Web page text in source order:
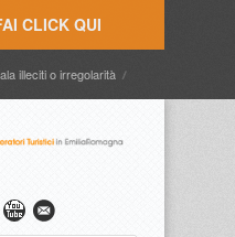
CLICK QUI
illeciti o irregolarità